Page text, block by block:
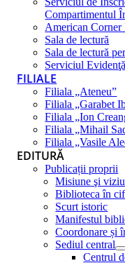
Compartimentul
American Corner
Sala de lectură
Sala de lectură
Serviciul
FILIALE
Filiala „Ateneu”
Filiala „Garabet
Filiala „Ion
Filiala „Mihail
Filiala „Vasile
EDITURĂ
Publicații proprii
Misiune şi
Biblioteca în
Scurt istoric
Manifestul
Coordonare și
Sediul central
Centrul